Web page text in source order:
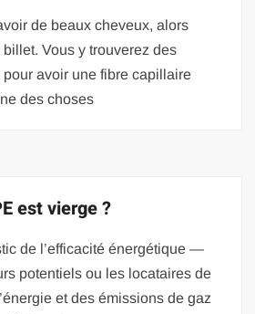
de beaux cheveux, alors
Vous y trouverez des
avoir une fibre capillaire
des choses
est vierge ?
de l’efficacité énergétique —
potentiels ou les locataires de
et des émissions de gaz